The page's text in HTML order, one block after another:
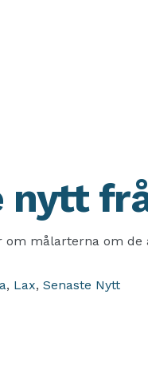
nytt
om målarterna om
, Lax, Senaste Nytt